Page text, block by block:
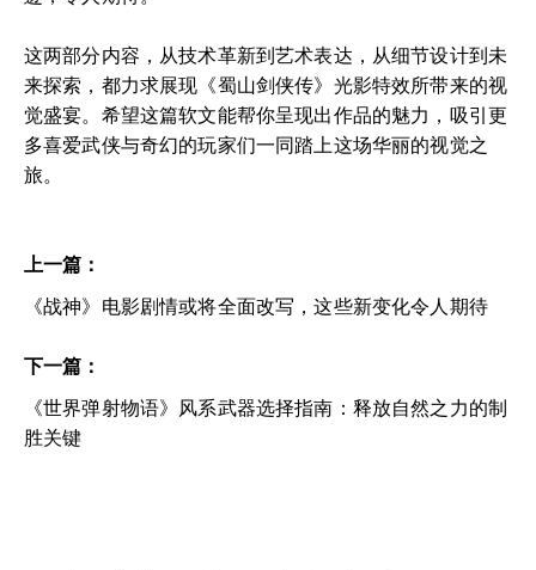
这两部分内容，从技术革新到艺术表达，从细节设计到未
来探索，都力求展现《蜀山剑侠传》光影特效所带来的视
觉盛宴。希望这篇软文能帮你呈现出作品的魅力，吸引更
多喜爱武侠与奇幻的玩家们一同踏上这场华丽的视觉之
旅。
上一篇：
《战神》电影剧情或将全面改写，这些新变化令人期待
下一篇：
《世界弹射物语》风系武器选择指南：释放自然之力的制
胜关键